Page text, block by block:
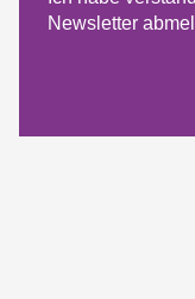
Newsletter